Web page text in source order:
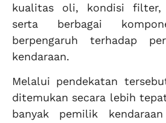
kualitas oli, kondisi filter,
serta berbagai
berpengaruh terhadap
kendaraan.
Melalui pendekatan
ditemukan secara lebih
banyak pemilik kendaraan